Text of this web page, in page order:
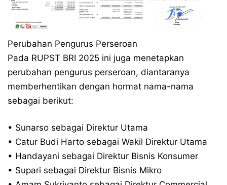
Perubahan Pengurus Perseroan
Pada RUPST BRI 2025 ini juga menetapkan
perubahan pengurus perseroan, diantaranya
memberhentikan dengan hormat nama-nama
sebagai berikut:
• Sunarso sebagai Direktur Utama
• Catur Budi Harto sebagai Wakil Direktur Utama
• Handayani sebagai Direktur Bisnis Konsumer
• Supari sebagai Direktur Bisnis Mikro